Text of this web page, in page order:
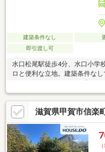
建築条件なし
即引渡し可
水口松尾駅徒歩4分、水口小学
ロと便利な立地。建築条件な
滋賀県甲賀市信楽